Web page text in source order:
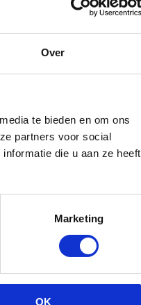
Over
te bieden en om ons
partners voor social
die u aan ze heeft
Marketing
OK
jij